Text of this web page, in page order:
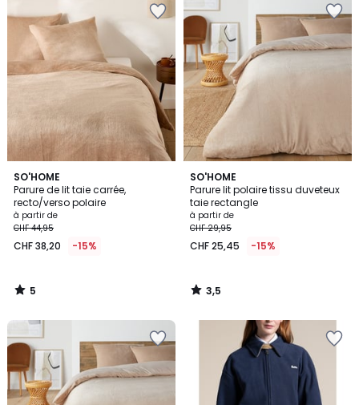
SO'HOME
Parure de lit taie carrée,
recto/verso polaire
à partir de
CHF 44,95
CHF 38,20 -15%
5
/
5
5
/
SO'HOME
Parure lit polaire tissu duveteux
taie rectangle
à partir de
CHF 29,95
CHF 25,45 -15%
3,5
/ 5
3,5
/